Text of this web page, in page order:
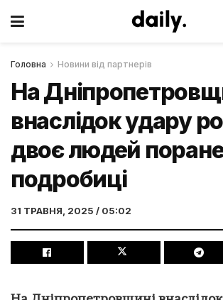
Головна Новини від партнерів
На
внаслідок удару
двоє людей
подробиці
31 ТРАВНЯ, 2025 / 05:02